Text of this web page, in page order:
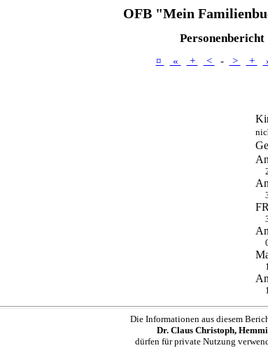
OFB "Mein
Personenbericht
¤ « + < - > +
Die Informationen aus diesem
Dr. Claus Christoph,
dürfen für private Nutzung